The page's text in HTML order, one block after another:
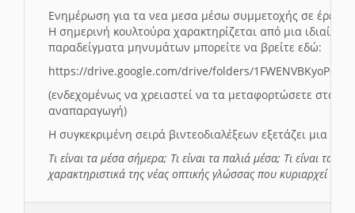
Ενημέρωση για τα νεα μεσα μέσω συμμετοχής σε
Η σημερινή κουλτούρα χαρακτηρίζεται από μια
παραδείγματα μηνυμάτων μπορείτε να βρείτε εδώ:
https://drive.google.com/drive/folders/
(ενδεχομένως να χρειαστεί να τα μεταφορτώσετε στο
αναπαραγωγή)
Η συγκεκριμένη σειρά βιντεοδιαλέξεων εξετάζει μια
Τι είναι τα μέσα σήμερα; Τι είναι τα παλιά μέσα; Τι είναι τα
χαρακτηριστικά της νέας οπτικής γλώσσας που κυριαρχεί